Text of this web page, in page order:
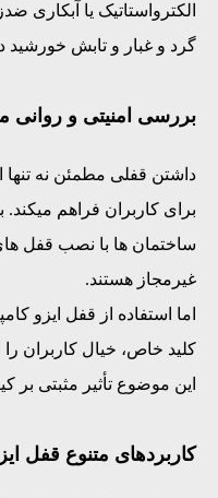
الکترواستاتیک یا آبکاری
گرد و غبار و تابش خورشید
بررسی امنیتی و
داشتن قفلی مطمئن نه‌ تنها
برای کاربران فراهم میکند.
ساختمان‌ ها با نصب قفل‌
غیرمجاز هستند.
اما استفاده از قفل ایزو
کلید خاص، خیال کاربران
این موضوع تأثیر مثبتی بر
کاربردهای متنوع قفل